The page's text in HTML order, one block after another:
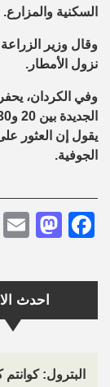
احدث
البترول:
السكنية والمزارع.
وقال وزير
نزول الأمطار.
وفي الكردان، يحفر
يقول إن العثور
الجوفية.